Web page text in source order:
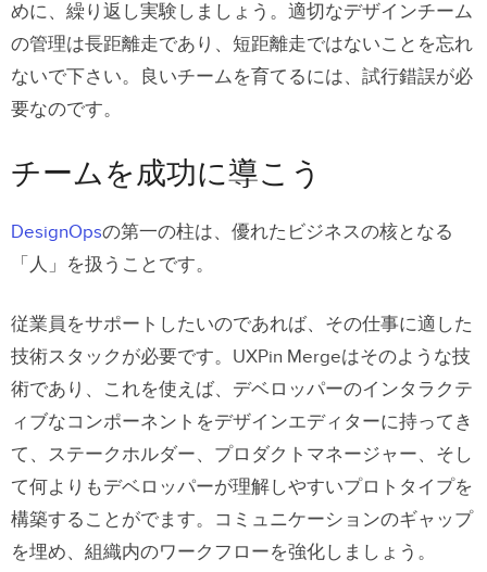
めに、繰り返し実験しましょう。適切なデザインチーム
の管理は長距離走であり、短距離走ではないことを忘れ
ないで下さい。良いチームを育てるには、試行錯誤が必
要なのです。
チームを成功に導こう
DesignOpsの第一の柱は、優れたビジネスの核となる
「人」を扱うことです。
従業員をサポートしたいのであれば、その仕事に適した
技術スタックが必要です。UXPin Mergeはそのような技
術であり、これを使えば、デベロッパーのインタラクテ
ィブなコンポーネントをデザインエディターに持ってき
て、ステークホルダー、プロダクトマネージャー、そし
て何よりもデベロッパーが理解しやすいプロトタイプを
構築することがでます。コミュニケーションのギャップ
を埋め、組織内のワークフローを強化しましょう。